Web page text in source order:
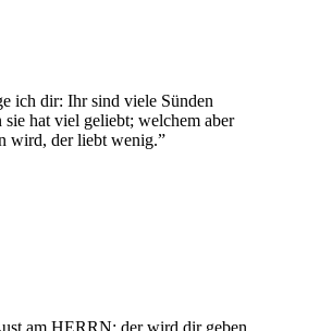
ich dir: Ihr sind viele Sünden
sie hat viel geliebt; welchem aber
wird, der liebt wenig.”